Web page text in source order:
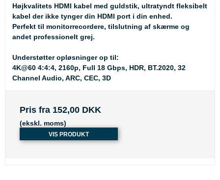
Højkvalitets HDMI kabel med guldstik, ultratyndt fleksibelt
kabel der ikke tynger din HDMI port i din enhed.
Perfekt til monitorrecordere, tilslutning af skærme og
andet professionelt grej.
Understøtter opløsninger op til:
4K@60 4:4:4, 2160p, Full 18 Gbps, HDR, BT.2020, 32
Channel Audio, ARC, CEC, 3D
Pris fra 152,00 DKK
(ekskl. moms)
VIS PRODUKT